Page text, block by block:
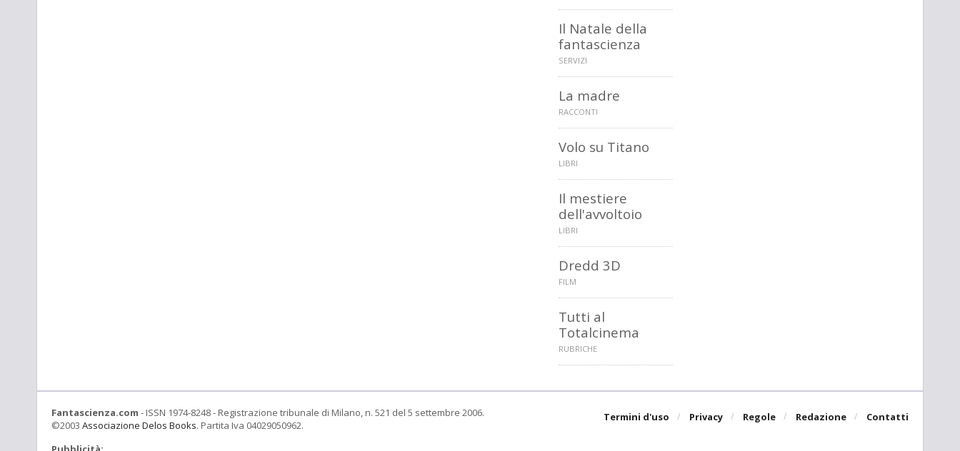
Il Natale della
fantascienza
SERVIZI
La madre
RACCONTI
Volo su Titano
LIBRI
Il mestiere
dell'avvoltoio
LIBRI
Dredd 3D
FILM
Tutti al
Totalcinema
RUBRICHE
Termini d'uso Privacy Regole Redazione Contatti
Fantascienza.com - ISSN 1974-8248 - Registrazione tribunale di Milano, n. 521 del 5 settembre 2006.
©2003 Associazione Delos Books. Partita Iva 04029050962.